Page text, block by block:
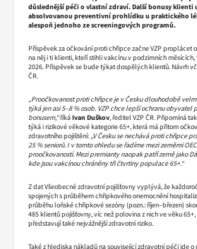
důslednější péči o vlastní zdraví. Další bonusy klienti
absolvovanou preventivní prohlídku u praktického
alespoň jednoho ze screeningových programů.
Příspěvek za očkování proti chřipce začne VZP proplácet
na něj i ti klienti, kteří stihli vakcínu v podzimních
2026. Příspěvek se bude týkat dospělých klientů. Návrh
ČR.
„Proočkovanost proti chřipce je v Česku dlouhodobě
týká jen asi 5–8 % osob. VZP chce lepší ochranu
bonusem,“říkáIvan Duškov, ředitel VZP ČR. Připomíná
týká i rizikové věkové kategorie 65+, která má přitom
zdravotního pojištění: „V Česku se nechává proti chřipce
25 % seniorů. I v tomto ohledu se řadíme mezi zeměmi
proočkovaností. Mezi premianty naopak patří země jako
kde jsou vakcínou chráněny tři čtvrtiny populace 65+.“
Z dat Všeobecné zdravotní pojišťovny vyplývá, že
spojených s průběhem chřipkového onemocnění
průběhu loňské chřipkové sezóny (pozn.: říjen–březen)
485 klientů pojišťovny, víc než polovina z nich ve věku
představují také nejvážnější zdravotní riziko.
Také z hlediska nákladů na související zdravotní péči jde